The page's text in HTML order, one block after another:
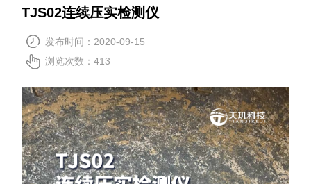
行业资讯
TJS02连续压实检测仪
发布时间：2020-09-15
浏览次数：413